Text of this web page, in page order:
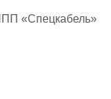
«Спецкабель»